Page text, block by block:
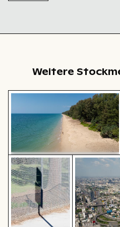
Fresken an
Weitere
Einsamer Spaziergang am
Einsamer Spaziergang am Thai
Mueang Strand
Schatten eines Schildes